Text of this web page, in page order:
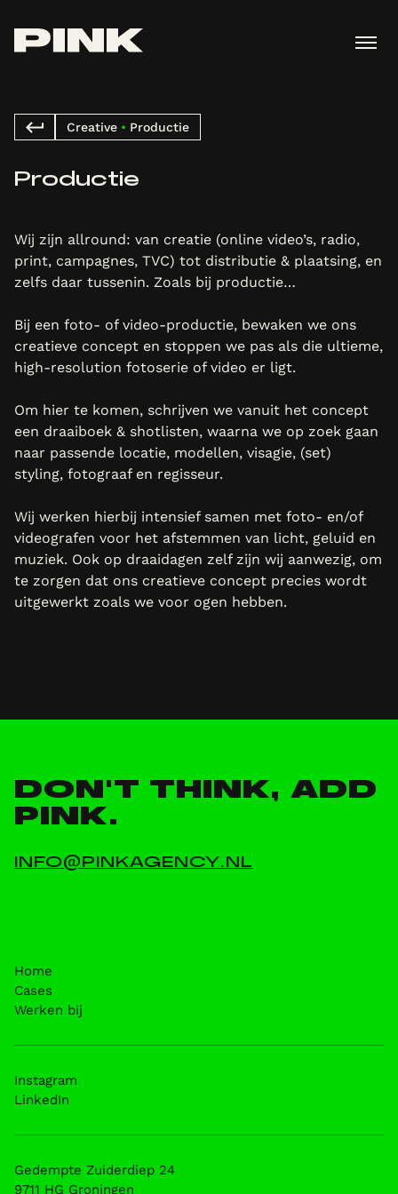
Creative • Productie
Productie
Wij zijn allround: van creatie (online video’s, radio,
print, campagnes, TVC) tot distributie & plaatsing, en
zelfs daar tussenin. Zoals bij productie…
Bij een foto- of video-productie, bewaken we ons
creatieve concept en stoppen we pas als die ultieme,
high-resolution fotoserie of video er ligt.
Om hier te komen, schrijven we vanuit het concept
een draaiboek & shotlisten, waarna we op zoek gaan
naar passende locatie, modellen, visagie, (set)
styling, fotograaf en regisseur.
Wij werken hierbij intensief samen met foto- en/of
videografen voor het afstemmen van licht, geluid en
muziek. Ook op draaidagen zelf zijn wij aanwezig, om
te zorgen dat ons creatieve concept precies wordt
uitgewerkt zoals we voor ogen hebben.
DON'T THINK, ADD
PINK.
INFO@PINKAGENCY.NL
Home
Cases
Werken bij
Instagram
LinkedIn
Gedempte Zuiderdiep 24
9711 HG Groningen